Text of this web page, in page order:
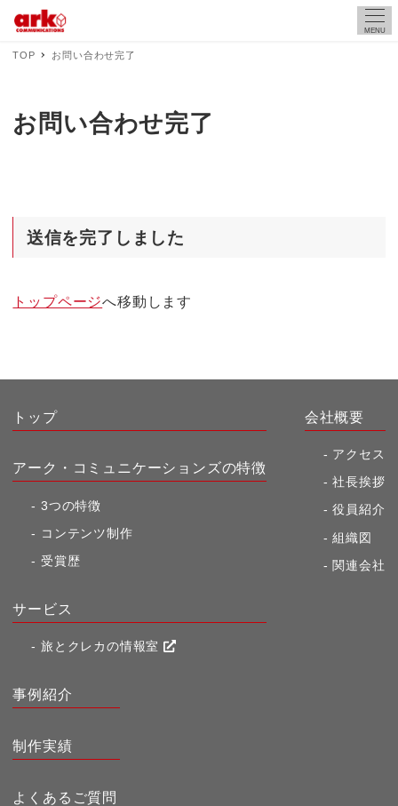
MENU
TOP お問い合わせ完了
お問い合わせ完了
送信を完了しました
トップページへ移動します
トップ
アーク・コミュニケーションズの特徴
3つの特徴
コンテンツ制作
受賞歴
サービス
旅とクレカの情報室
会社概要
アクセス
社長挨拶
役員紹介
組織図
関連会社
事例紹介
制作実績
よくあるご質問